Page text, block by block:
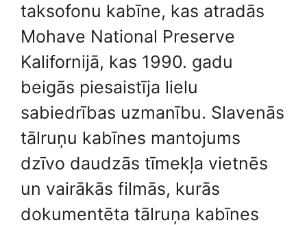
taksofonu kabīne, kas atradās
Mohave National Preserve
Kalifornijā, kas 1990. gadu
beigās piesaistīja lielu
sabiedrības uzmanību. Slavenās
tālruņu kabīnes mantojums
dzīvo daudzās tīmekļa vietnēs
un vairākās filmās, kurās
dokumentēta tālruņa kabīnes